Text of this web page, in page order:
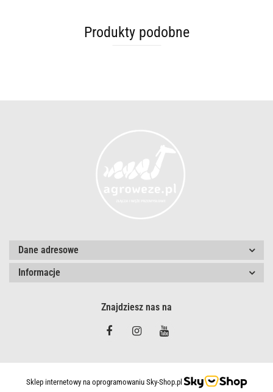
Produkty podobne
Dane adresowe
Informacje
Znajdziesz nas na
Sklep internetowy na oprogramowaniu Sky-Shop.pl